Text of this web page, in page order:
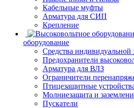
Кабельные муфты
Арматура для СИП
Крепление
оборудование
Средства
Предохранители
Арматура для ВЛЗ
Ограничители
Птицезащитные
Молниезащита и
Пускатели